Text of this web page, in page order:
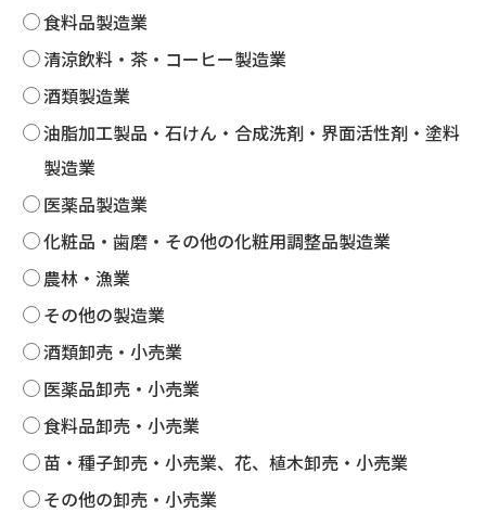
食料品製造業
清涼飲料・茶・コーヒー製造業
酒類製造業
油脂加工製品・石けん・合成洗剤・界面活性剤・塗料
製造業
医薬品製造業
化粧品・歯磨・その他の化粧用調整品製造業
農林・漁業
その他の製造業
酒類卸売・小売業
医薬品卸売・小売業
食料品卸売・小売業
苗・種子卸売・小売業、花、植木卸売・小売業
その他の卸売・小売業